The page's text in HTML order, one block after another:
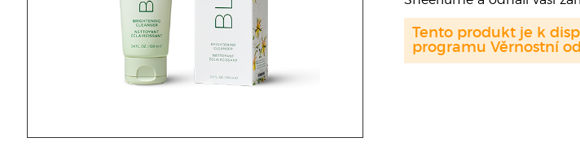
Tento produkt je k
programu Věrnostní